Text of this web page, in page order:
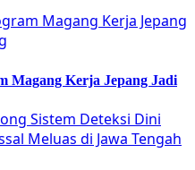
Magang Kerja Jepang Jadi